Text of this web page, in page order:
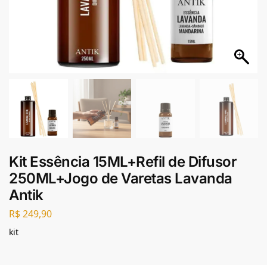
Kit Essência 15ML+Refil de Difusor
250ML+Jogo de Varetas Lavanda
Antik
R$249,90
kit